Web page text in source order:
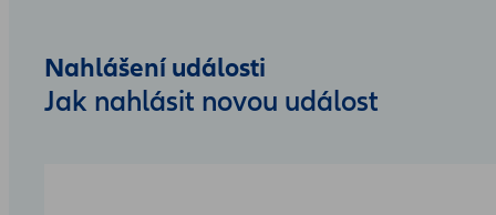
Nahlášení události
Jak nahlásit novou událost